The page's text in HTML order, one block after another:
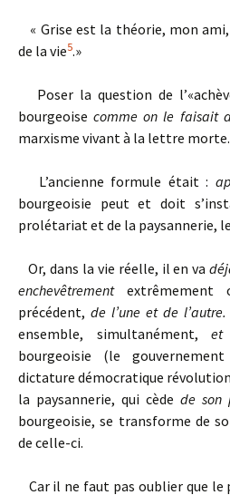
« Grise est la théorie, mon
de la vie5.»
Poser la question de
bourgeoisecomme on le faisait
marxisme vivant à la lettre morte.
L’ancienne formule était :
bourgeoisie peut et doit
prolétariat et de la paysannerie,
Or, dans la vie réelle, il en va
enchevêtrement extrêmement
précédent, de l’une et de l’autre.
ensemble, simultanément,et
bourgeoisie (le gouvernement
dictature démocratique
la paysannerie, qui cède de son
bourgeoisie, se transforme de
de celle-ci.
Car il ne faut pas oublier que le